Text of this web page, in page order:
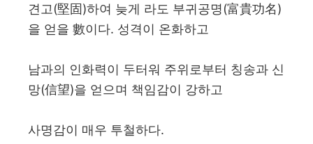
견고(堅固)하여 늦게 라도 부귀공명(富貴功名)
을 얻을 數이다. 성격이 온화하고
남과의 인화력이 두터워 주위로부터 칭송과 신
망(信望)을 얻으며 책임감이 강하고
사명감이 매우 투철하다.